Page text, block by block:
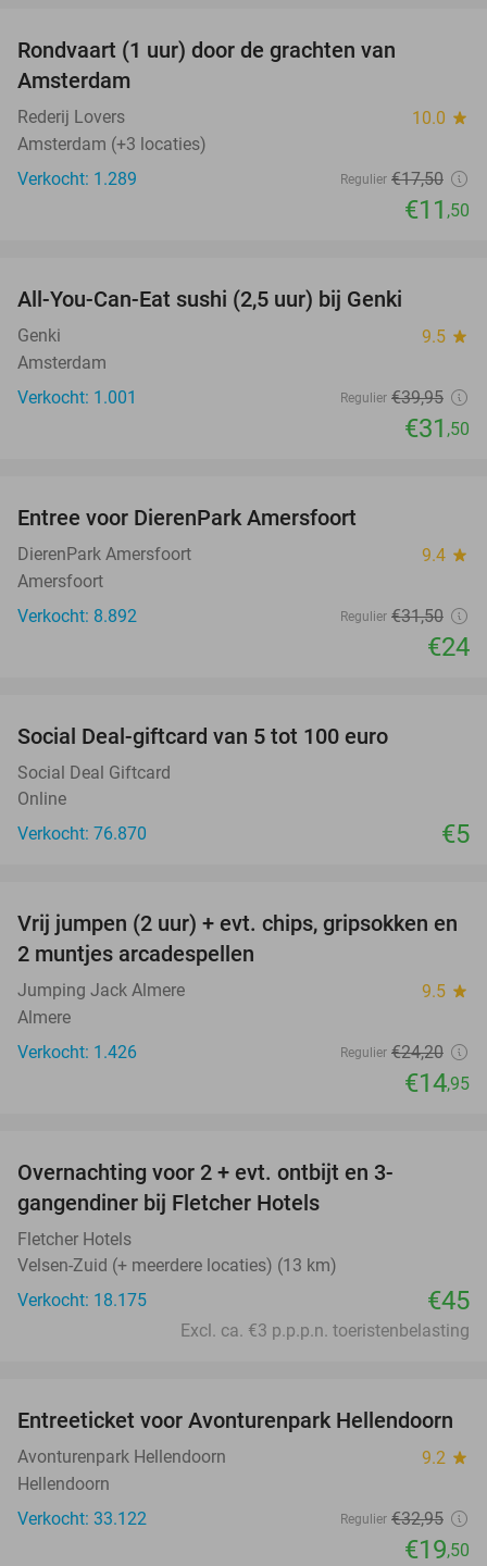
Rondvaart (1 uur) door de grachten van
Amsterdam
Rederij Lovers 10.0 star
Amsterdam (+3 locaties)
Verkocht: 1.289
Regulier €17,50
€11 ,50
All-You-Can-Eat sushi (2,5 uur) bij Genki
Genki 9.5 star
Amsterdam
Verkocht: 1.001
Regulier €39,95
€31 ,50
Entree voor DierenPark Amersfoort
DierenPark Amersfoort 9.4 star
Amersfoort
Verkocht: 8.892
Regulier €31,50
€24
Social Deal-giftcard van 5 tot 100 euro
Social Deal Giftcard
Online
Verkocht: 76.870
€5
38%
Vrij jumpen (2 uur) + evt. chips, gripsokken en
2 muntjes arcadespellen
Jumping Jack Almere 9.5 star
Almere
Verkocht: 1.426
Regulier €24,20
€14,95
Overnachting voor 2 + evt. ontbijt en 3-
gangendiner bij Fletcher Hotels
Fletcher Hotels
Velsen-Zuid (+ meerdere locaties) (13 km)
Verkocht: 18.175
€45
Excl. ca. €3 p.p.p.n. toeristenbelasting
41%
Entreeticket voor Avonturenpark Hellendoorn
Avonturenpark Hellendoorn 9.2 star
Hellendoorn
Verkocht: 33.122
Regulier €32,95
€19,50